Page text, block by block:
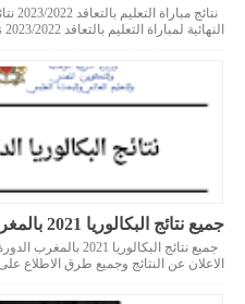
النهائية لمباراة التعليم بالتعاقد 2023/2022 Résultats...
جميع نتائج البكالوريا 2021 بالمغرب الدورة العادية موجودة هنا
جميع نتائج
الاعلان عن النتائج وجميع طرق الاطلاع